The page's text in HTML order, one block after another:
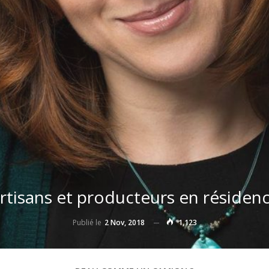
et producteurs en
Publié le 2 Nov, 2018 1,123